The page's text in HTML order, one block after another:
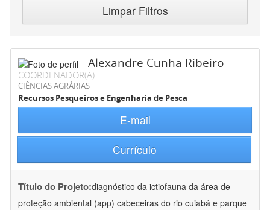
Limpar Filtros
Alexandre Cunha Ribeiro
COORDENADOR(A)
CIÊNCIAS AGRÁRIAS
Recursos Pesqueiros e Engenharia de Pesca
E-mail
Currículo
Título do Projeto:diagnóstico da ictiofauna da área de
proteção ambiental (app) cabeceiras do rio cuiabá e parque